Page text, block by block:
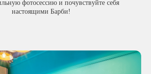
фотосессию и почувствуйте себя
настоящими Барби!